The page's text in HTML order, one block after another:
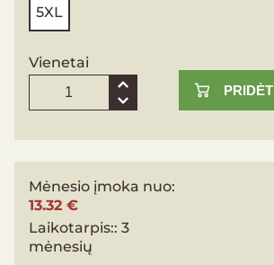
5XL
Vienetai
Mėnesio įmoka nuo:
13.32 €
Laikotarpis::3
mėnesių